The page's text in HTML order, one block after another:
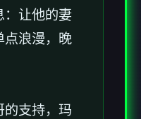
：让他的妻
点浪漫，晚
的支持，玛